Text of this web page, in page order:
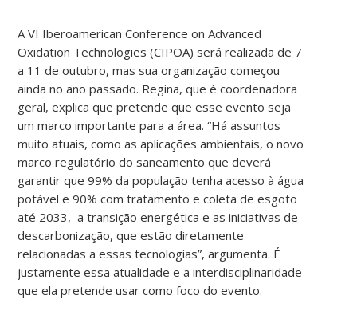
A VI Iberoamerican Conference on Advanced
Oxidation Technologies (CIPOA) será realizada de 7
a 11 de outubro, mas sua organização começou
ainda no ano passado. Regina, que é coordenadora
geral, explica que pretende que esse evento seja
um marco importante para a área. “Há assuntos
muito atuais, como as aplicações ambientais, o novo
marco regulatório do saneamento que deverá
garantir que 99% da população tenha acesso à água
potável e 90% com tratamento e coleta de esgoto
até 2033, a transição energética e as iniciativas de
descarbonização, que estão diretamente
relacionadas a essas tecnologias”, argumenta. É
justamente essa atualidade e a interdisciplinaridade
que ela pretende usar como foco do evento.